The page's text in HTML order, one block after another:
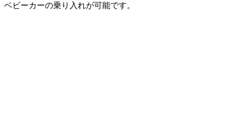
ベビーカーの乗り入れが可能です。